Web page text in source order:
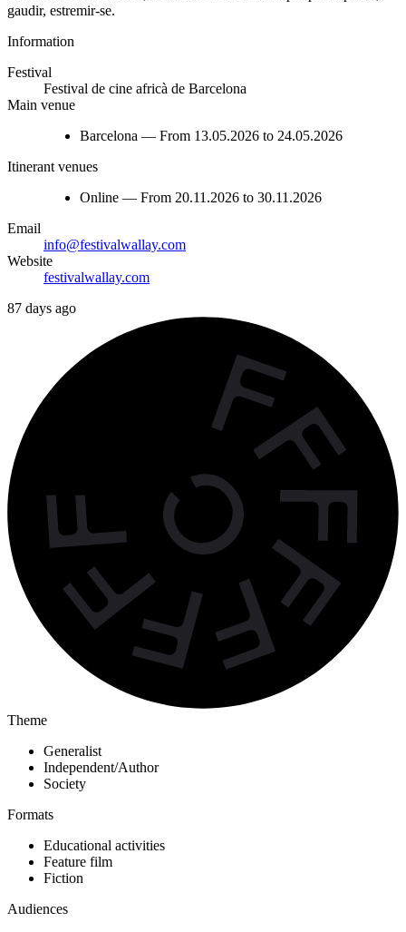
gaudir, estremir-se.
Information
Festival
Festival de cine africà de Barcelona
Main venue
Barcelona — From 13.05.2026 to 24.05.2026
Itinerant venues
Online — From 20.11.2026 to 30.11.2026
Email
info@festivalwallay.com
Website
festivalwallay.com
87 days ago
Theme
Generalist
Independent/Author
Society
Formats
Educational activities
Feature film
Fiction
Audiences